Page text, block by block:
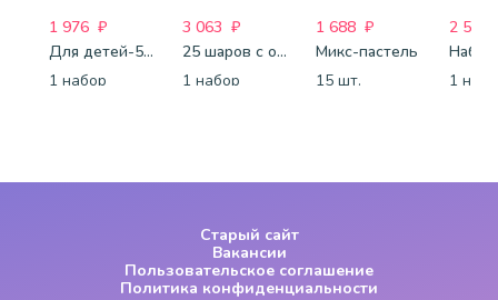
1 976 ₽
Для детей-522
1 набор
3 063 ₽
25 шаров с обработкой
1 набор
1 688 ₽
Микс-пастель
15 шт.
2 507
1
Старый сайт
Вакансии
Пользовательское соглашение
Политика конфиденциальности